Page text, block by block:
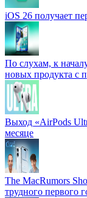
iOS 26 получает
По слухам, к
новых продукта с
Выход «AirPods
месяце
The MacRumors
трудного первого